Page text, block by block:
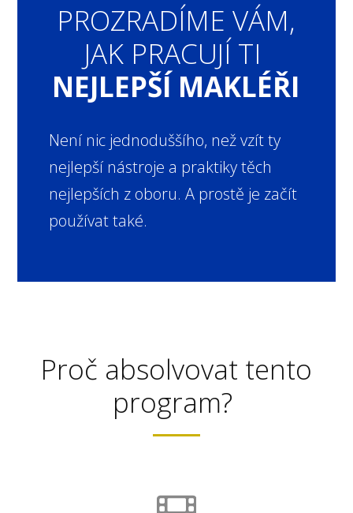
PROZRADÍME VÁM,
JAK PRACUJÍ TI
NEJLEPŠÍ MAKLÉŘI
Není nic jednoduššího, než vzít ty
nejlepší nástroje a praktiky těch
nejlepších z oboru. A prostě je začít
používat také.
Proč absolvovat tento
program?